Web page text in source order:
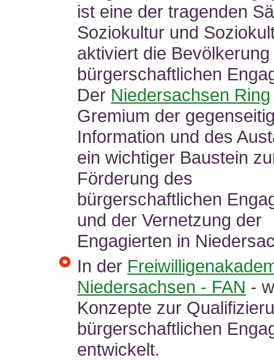
ist eine der tragenden
Soziokultur und
aktiviert die
bürgerschaftlichen
Der Niedersachsen Ring
Gremium der
Information und des
ein wichtiger Baustein
Förderung des
bürgerschaftlichen
und der Vernetzung der
Engagierten in
In der
Niedersachsen - FAN -
Konzepte zur
bürgerschaftlichen
entwickelt.